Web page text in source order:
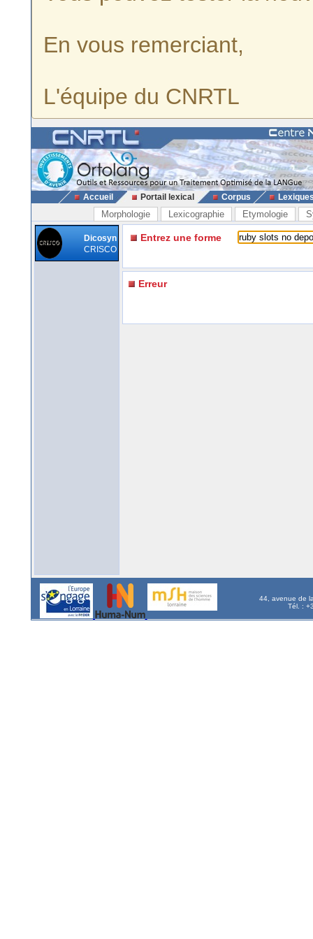
En vous remerciant,
L'équipe du CNRTL
Accueil Portail lexical Corpus
Morphologie Lexicographie Etymologie
Dicosyn
CRISCO
Entrez une forme
Erreur
44, avenue de
Tél. :